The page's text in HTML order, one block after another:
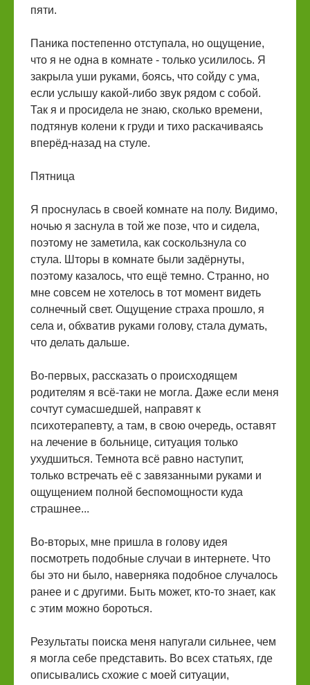
пяти.
Паника постепенно отступала, но ощущение,
что я не одна в комнате - только усилилось. Я
закрыла уши руками, боясь, что сойду с ума,
если услышу какой-либо звук рядом с собой.
Так я и просидела не знаю, сколько времени,
подтянув колени к груди и тихо раскачиваясь
вперёд-назад на стуле.
Пятница
Я проснулась в своей комнате на полу. Видимо,
ночью я заснула в той же позе, что и сидела,
поэтому не заметила, как соскользнула со
стула. Шторы в комнате были задёрнуты,
поэтому казалось, что ещё темно. Странно, но
мне совсем не хотелось в тот момент видеть
солнечный свет. Ощущение страха прошло, я
села и, обхватив руками голову, стала думать,
что делать дальше.
Во-первых, рассказать о происходящем
родителям я всё-таки не могла. Даже если меня
сочтут сумасшедшей, направят к
психотерапевту, а там, в свою очередь, оставят
на лечение в больнице, ситуация только
ухудшиться. Темнота всё равно наступит,
только встречать её с завязанными руками и
ощущением полной беспомощности куда
страшнее...
Во-вторых, мне пришла в голову идея
посмотреть подобные случаи в интернете. Что
бы это ни было, наверняка подобное случалось
ранее и с другими. Быть может, кто-то знает, как
с этим можно бороться.
Результаты поиска меня напугали сильнее, чем
я могла себе представить. Во всех статьях, где
описывались схожие с моей ситуации,